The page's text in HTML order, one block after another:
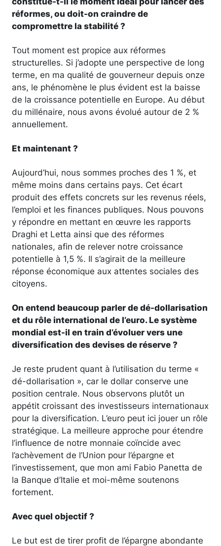
réformes, ou doit-on craindre de
compromettre la stabilité ?
Tout moment est propice aux réformes
structurelles. Si j’adopte une perspective de long
terme, en ma qualité de gouverneur depuis onze
ans, le phénomène le plus évident est la baisse
de la croissance potentielle en Europe. Au début
du millénaire, nous avons évolué autour de 2 %
annuellement.
Et maintenant ?
Aujourd’hui, nous sommes proches des 1 %, et
même moins dans certains pays. Cet écart
produit des effets concrets sur les revenus réels,
l’emploi et les finances publiques. Nous pouvons
y répondre en mettant en œuvre les rapports
Draghi et Letta ainsi que des réformes
nationales, afin de relever notre croissance
potentielle à 1,5 %. Il s’agirait de la meilleure
réponse économique aux attentes sociales des
citoyens.
On entend beaucoup parler de dé-dollarisation
et du rôle international de l’euro. Le système
mondial est-il en train d’évoluer vers une
diversification des devises de réserve ?
Je reste prudent quant à l’utilisation du terme «
dé-dollarisation », car le dollar conserve une
position centrale. Nous observons plutôt un
appétit croissant des investisseurs internationaux
pour la diversification. L’euro peut ici jouer un rôle
stratégique. La meilleure approche pour étendre
l’influence de notre monnaie coïncide avec
l’achèvement de l’Union pour l’épargne et
l’investissement, que mon ami Fabio Panetta de
la Banque d’Italie et moi-même soutenons
fortement.
Avec quel objectif ?
Le but est de tirer profit de l’épargne abondante